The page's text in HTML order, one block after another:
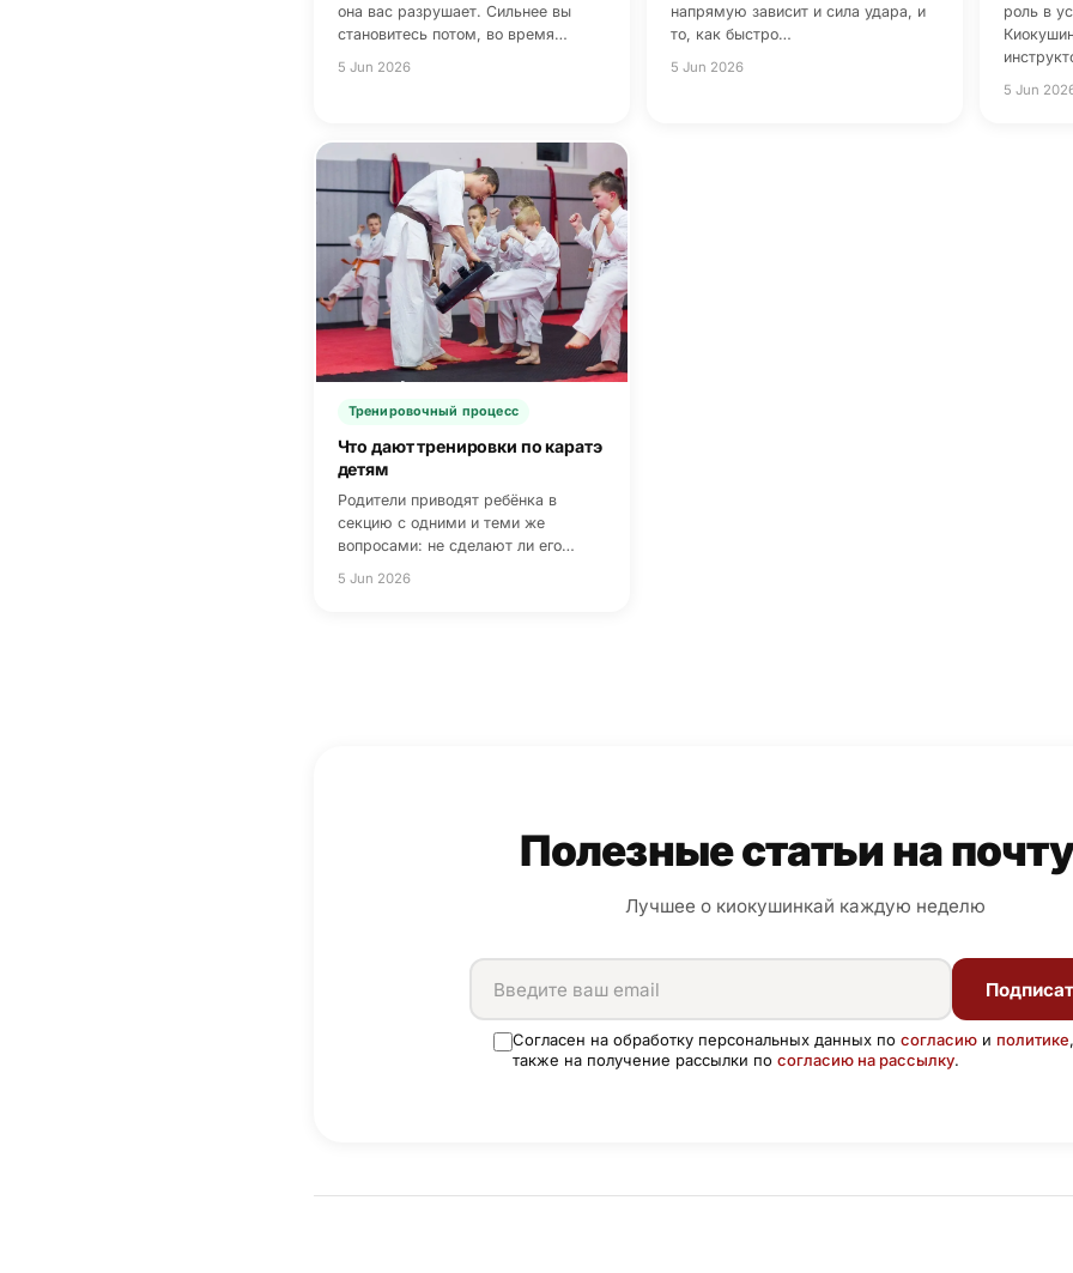
она вас разрушает. Сильнее вы
становитесь потом, во время…
5 Jun 2026
напрямую зависит и сила удара, и
то, как быстро…
5 Jun 2026
роль в
5 Jun
Тренировочный процесс
Что дают тренировки по каратэ
детям
Родители приводят ребёнка в
секцию с одними и теми же
вопросами: не сделают ли его…
5 Jun 2026
Полезные статьи на
Лучшее о киокушинкай каждую неделю
Согласен на обработку персональных данных по согласию и политике
также на получение рассылки по согласию на рассылку.